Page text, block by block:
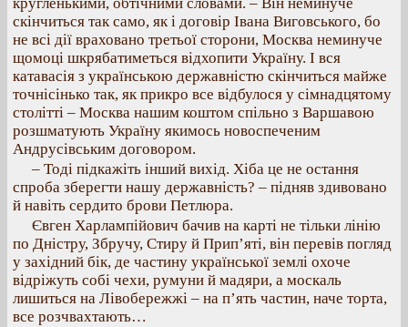
скінчиться так само, як і договір Івана Виговського, бо
не всі дії враховано третьої сторони, Москва неминуче
щомоці шкрябатиметься відхопити Україну. І вся
катавасія з українською державністю скінчиться майже
точнісінько так, як прикро все відбулося у сімнадцятому
столітті – Москва нашим коштом спільно з Варшавою
розшматують Україну якимось новоспеченим
Андрусівським договором.
– Тоді підкажіть інший вихід. Хіба це не остання
спроба зберегти нашу державність? – підняв здивовано
й навіть сердито брови Петлюра.
Євген Харлампійович бачив на карті не тільки лінію
по Дністру, Збручу, Стиру й Прип’яті, він перевів погляд
у західний бік, де частину української землі охоче
відріжуть собі чехи, румуни й мадяри, а москаль
лишиться на Лівобережжі – на п’ять частин, наче торта,
все розчвахтають…